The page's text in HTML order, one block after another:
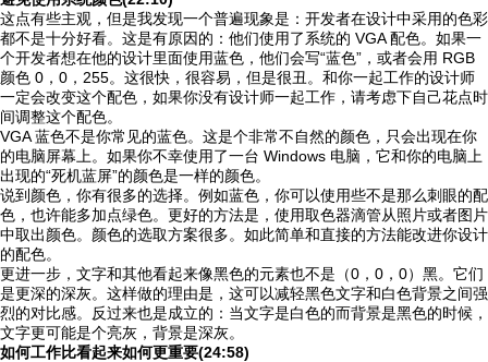
这点有些主观，但是我发现一个普遍现象是：开发者在设计中采用的色彩
都不是十分好看。这是有原因的：他们使用了系统的 VGA 配色。如果一
个开发者想在他的设计里面使用蓝色，他们会写“蓝色”，或者会用 RGB
颜色 0，0，255。这很快，很容易，但是很丑。和你一起工作的设计师
一定会改变这个配色，如果你没有设计师一起工作，请考虑下自己花点时
间调整这个配色。
VGA 蓝色不是你常见的蓝色。这是个非常不自然的颜色，只会出现在你
的电脑屏幕上。如果你不幸使用了一台 Windows 电脑，它和你的电脑上
出现的“死机蓝屏”的颜色是一样的颜色。
说到颜色，你有很多的选择。例如蓝色，你可以使用些不是那么刺眼的配
色，也许能多加点绿色。更好的方法是，使用取色器滴管从照片或者图片
中取出颜色。颜色的选取方案很多。如此简单和直接的方法能改进你设计
的配色。
更进一步，文字和其他看起来像黑色的元素也不是（0，0，0）黑。它们
是更深的深灰。这样做的理由是，这可以减轻黑色文字和白色背景之间强
烈的对比感。反过来也是成立的：当文字是白色的而背景是黑色的时候，
文字更可能是个亮灰，背景是深灰。
如何工作比看起来如何更重要(24:58)